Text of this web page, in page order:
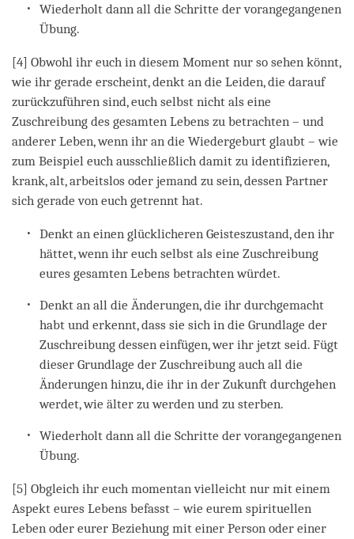
Wiederholt dann all die Schritte der vorangegangenen
Übung.
[4] Obwohl ihr euch in diesem Moment nur so sehen könnt,
wie ihr gerade erscheint, denkt an die Leiden, die darauf
zurückzuführen sind, euch selbst nicht als eine
Zuschreibung des gesamten Lebens zu betrachten – und
anderer Leben, wenn ihr an die Wiedergeburt glaubt – wie
zum Beispiel euch ausschließlich damit zu identifizieren,
krank, alt, arbeitslos oder jemand zu sein, dessen Partner
sich gerade von euch getrennt hat.
Denkt an einen glücklicheren Geisteszustand, den ihr
hättet, wenn ihr euch selbst als eine Zuschreibung
eures gesamten Lebens betrachten würdet.
Denkt an all die Änderungen, die ihr durchgemacht
habt und erkennt, dass sie sich in die Grundlage der
Zuschreibung dessen einfügen, wer ihr jetzt seid. Fügt
dieser Grundlage der Zuschreibung auch all die
Änderungen hinzu, die ihr in der Zukunft durchgehen
werdet, wie älter zu werden und zu sterben.
Wiederholt dann all die Schritte der vorangegangenen
Übung.
[5] Obgleich ihr euch momentan vielleicht nur mit einem
Aspekt eures Lebens befasst – wie eurem spirituellen
Leben oder eurer Beziehung mit einer Person oder einer